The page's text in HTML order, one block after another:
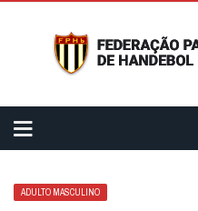
ADULTO MASCULINO